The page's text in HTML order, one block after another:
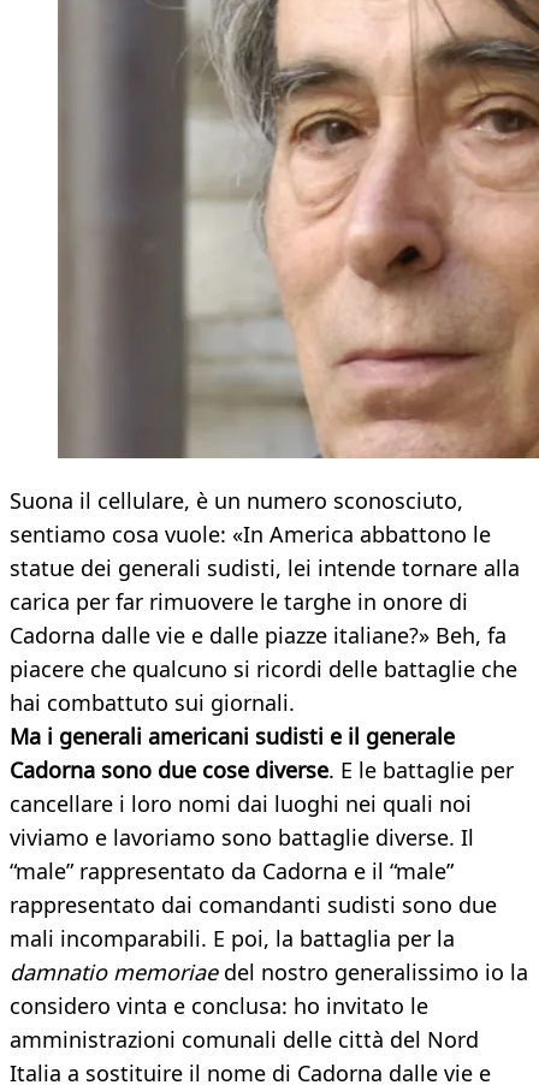
Suona il cellulare, è un numero sconosciuto,
sentiamo cosa vuole: «In America abbattono le
statue dei generali sudisti, lei intende tornare alla
carica per far rimuovere le targhe in onore di
Cadorna dalle vie e dalle piazze italiane?» Beh, fa
piacere che qualcuno si ricordi delle battaglie che
hai combattuto sui giornali.
Ma i generali americani sudisti e il generale
Cadorna sono due cose diverse. E le battaglie per
cancellare i loro nomi dai luoghi nei quali noi
viviamo e lavoriamo sono battaglie diverse. Il
“male” rappresentato da Cadorna e il “male”
rappresentato dai comandanti sudisti sono due
mali incomparabili. E poi, la battaglia per la
damnatio memoriaedel nostro generalissimo io la
considero vinta e conclusa: ho invitato le
amministrazioni comunali delle città del Nord
Italia a sostituire il nome di Cadorna dalle vie e